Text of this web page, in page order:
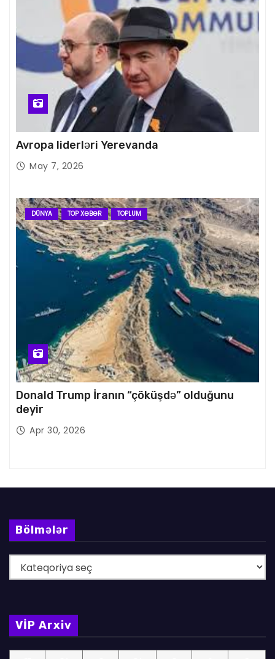
Avropa liderləri Yerevanda
May 7, 2026
DÜNYA TOP XƏBƏR TOPLUM
Donald Trump İranın “çöküşdə” olduğunu
deyir
Apr 30, 2026
Bölmələr
ö
m
l
VİP Arxiv